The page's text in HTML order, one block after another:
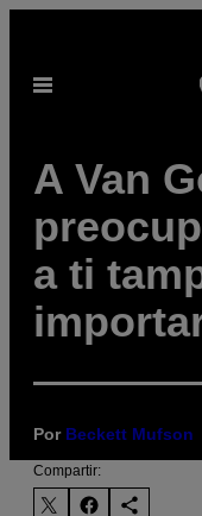
contenido
Abrir
A Van
a ti
Por Beckett Mufson
Compartir: